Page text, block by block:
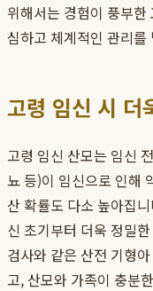
위해서는 경험이 풍부한
심하고 체계적인 관리
고령 임신 시 더
고령 임신 산모는 임신
뇨 등)이 임신으로 인해
산 확률도 다소 높아집
신 초기부터 더욱 정밀
검사와 같은 산전 기형
고, 산모와 가족이 충분